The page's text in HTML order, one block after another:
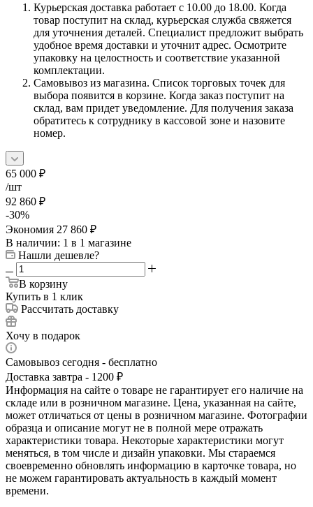
Курьерская доставка работает с 10.00 до 18.00. Когда
товар поступит на склад, курьерская служба свяжется
для уточнения деталей. Специалист предложит выбрать
удобное время доставки и уточнит адрес. Осмотрите
упаковку на целостность и соответствие указанной
комплектации.
Самовывоз из магазина. Список торговых точек для
выбора появится в корзине. Когда заказ поступит на
склад, вам придет уведомление. Для получения заказа
обратитесь к сотруднику в кассовой зоне и назовите
номер.
65 000 ₽
/шт
92 860 ₽
-30%
Экономия 27 860 ₽
В наличии: 1 в 1 магазине
Нашли дешевле?
В корзину
Купить в 1 клик
Рассчитать доставку
Хочу в подарок
Самовывоз сегодня - бесплатно
Доставка завтра - 1200 ₽
Информация на сайте о товаре не гарантирует его наличие на
складе или в розничном магазине. Цена, указанная на сайте,
может отличаться от цены в розничном магазине. Фотографии
образца и описание могут не в полной мере отражать
характеристики товара. Некоторые характеристики могут
меняться, в том числе и дизайн упаковки. Мы стараемся
своевременно обновлять информацию в карточке товара, но
не можем гарантировать актуальность в каждый момент
времени.